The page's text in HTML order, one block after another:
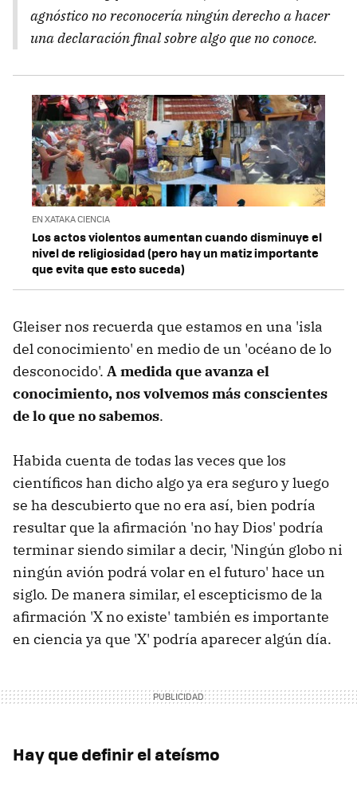
agnóstico no reconocería ningún derecho a hacer
una declaración final sobre algo que no conoce.
EN XATAKA CIENCIA
Los actos violentos aumentan cuando disminuye el
nivel de religiosidad (pero hay un matiz importante
que evita que esto suceda)
Gleiser nos recuerda que estamos en una 'isla
del conocimiento' en medio de un 'océano de lo
desconocido'. A medida que avanza el
conocimiento, nos volvemos más conscientes
de lo que no sabemos.
Habida cuenta de todas las veces que los
científicos han dicho algo ya era seguro y luego
se ha descubierto que no era así, bien podría
resultar que la afirmación 'no hay Dios' podría
terminar siendo similar a decir, 'Ningún globo ni
ningún avión podrá volar en el futuro' hace un
siglo. De manera similar, el escepticismo de la
afirmación 'X no existe' también es importante
en ciencia ya que 'X' podría aparecer algún día.
Hay que definir el ateísmo